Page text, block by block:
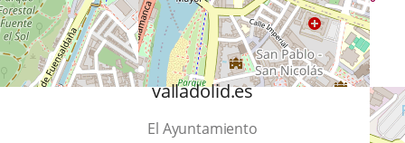
Copyright 2025 - Ayuntamiento de Valladolid
valladolid.es
El Ayuntamiento